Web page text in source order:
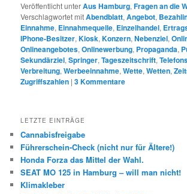
Veröffentlicht unterAus Hamburg,Fragen an die
Verschlagwortet mitAbendblatt,Angebot,
Einnahme, Einnahmequelle, Einzelhandel,
IPhone-Besitzer,Kiosk,Konzern,Nebenziel,
Onlineangebotes,Onlinewerbung, Propaganda,
Sekundärziel,Springer,Tageszeitschrift,
Verbreitung,Werbeeinnahme,Wette,Wetten,
Zugriffszahlen |3Kommentare
LETZTE EINTRÄGE
Cannabisfreigabe
Führerschein-Check (nicht nur für Ältere!)
Honda Forza das Mittel der Wahl.
SEAT MO 125 in Hamburg – will man nicht!
Klimakleber